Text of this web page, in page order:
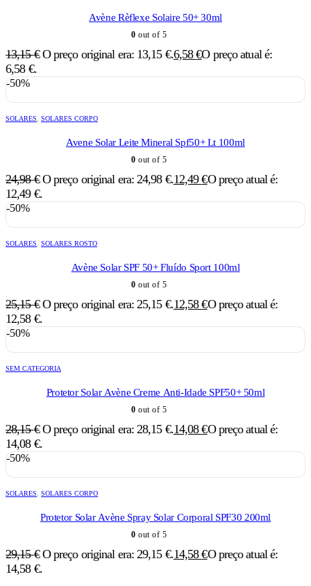
Avène Rèflexe Solaire 50+ 30ml
0 out of 5
13,15€ O preço original era: 13,15 €.6,58€O preço atual é:
6,58 €.
-50%
SOLARES SOLARES CORPO
Avene Solar Leite Mineral Spf50+ Lt 100ml
0 out of 5
24,98€ O preço original era: 24,98 €.12,49€O preço atual é:
12,49 €.
-50%
SOLARES SOLARES ROSTO
Avène Solar SPF 50+ Fluído Sport 100ml
0 out of 5
25,15€ O preço original era: 25,15 €.12,58€O preço atual é:
12,58 €.
-50%
SEM CATEGORIA
Protetor Solar Avène Creme Anti-Idade SPF50+ 50ml
0 out of 5
28,15€ O preço original era: 28,15 €.14,08€O preço atual é:
14,08 €.
-50%
SOLARES SOLARES CORPO
Protetor Solar Avène Spray Solar Corporal SPF30 200ml
0 out of 5
29,15€ O preço original era: 29,15 €.14,58€O preço atual é:
14,58 €.